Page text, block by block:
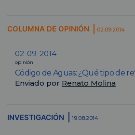
COLUMNA DE OPINIÓN 02.09.2014
02-09-2014
opinión
Código de Aguas: ¿Qué tipo de
Enviado por Renato Molina
INVESTIGACIÓN 19.08.2014